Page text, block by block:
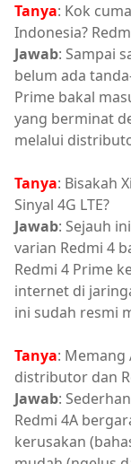
Tanya: Kok
Indonesia?
Jawab: Sampai
belum ada
Prime bakal
yang berminat
melalui
Tanya: Bisakah
Sinyal 4G LTE?
Jawab: Sejauh
varian Redmi 4
Redmi 4 Prime
internet di
ini sudah resmi
Tanya: Memang
distributor dan
Jawab:
Redmi 4A
kerusakan